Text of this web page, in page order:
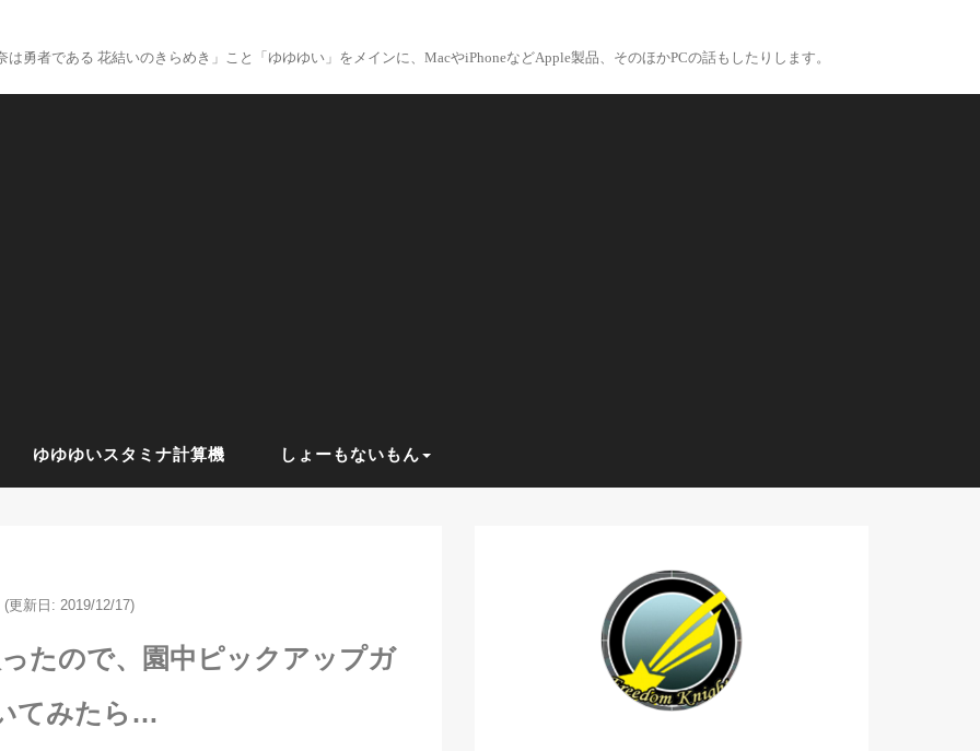
勇者である 花結いのきらめき」こと「ゆゆゆい」をメインに、MacやiPhoneなどApple製品、そのほかPCの話もしたりします。
ゆゆゆいスタミナ計算機 しょーもないもん
(更新日: 2019/12/17)
たので、園中ピックアップガ
てみたら…